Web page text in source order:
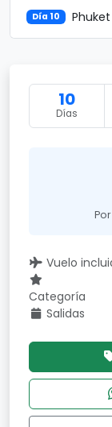
Día 10 Phuket
10
Días
Vuelo
Categoría
Salidas